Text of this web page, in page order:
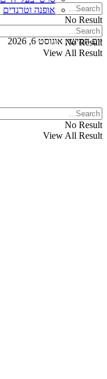
No Result
View All Result
יום חמישי, אוגוסט 6, 2026
אופנה וטרנדים
No Result
View All Result
No Result
View All Result